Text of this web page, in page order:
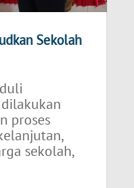
Sekolah
proses
sekolah,